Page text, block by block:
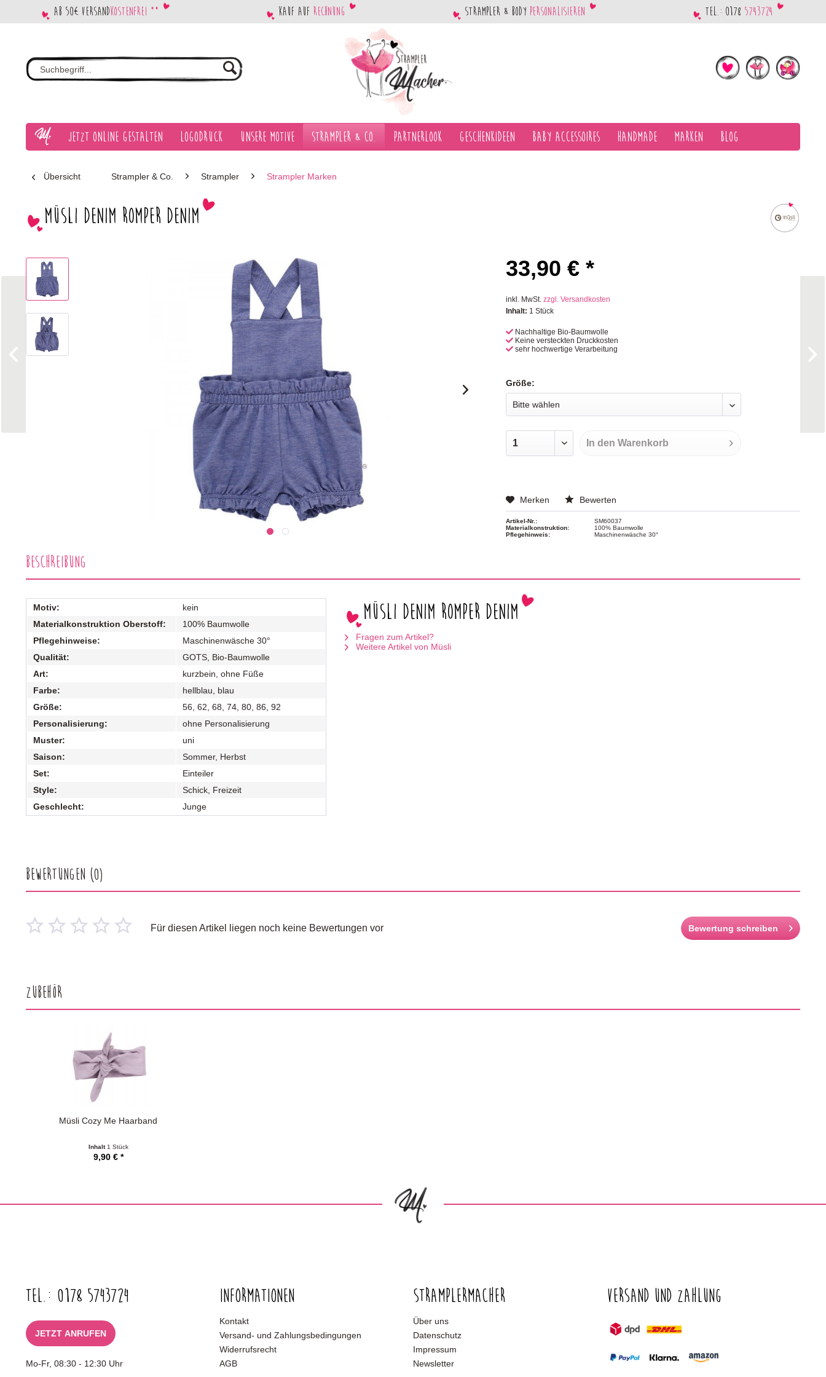
Ab 50€ Versandkostenfrei ** Kauf auf Rechnung Strampler & Body personalisieren Tel.: 0178 5743724
Jetzt Online gestalten Logodruck Unsere Motive Strampler & Co. Partnerlook Geschenkideen Baby Accessoires Handmade Marken Blog
Übersicht Strampler & Co. Strampler Strampler Marken
Müsli Denim Romper Denim
33,90 € *
inkl. MwSt.zzgl. Versandkosten
Inhalt: 1 Stück
Nachhaltige Bio-Baumwolle
Keine versteckten Druckkosten
sehr hochwertige Verarbeitung
Größe:
In den Warenkorb
Merken Bewerten
Artikel-Nr.:
SM60037
Materialkonstruktion:
100% Baumwolle
Pflegehinweis:
Maschinenwäsche 30°
Beschreibung
Motiv:
kein
Materialkonstruktion Oberstoff:
100% Baumwolle
Pflegehinweise:
Maschinenwäsche 30°
Qualität:
GOTS, Bio-Baumwolle
Art:
kurzbein, ohne Füße
Farbe:
hellblau, blau
Größe:
56, 62, 68, 74, 80, 86, 92
Personalisierung:
ohne Personalisierung
Muster:
uni
Saison:
Sommer, Herbst
Set:
Einteiler
Style:
Schick, Freizeit
Geschlecht:
Junge
Müsli Denim Romper Denim
Fragen zum Artikel?
Weitere Artikel von Müsli
Bewertungen (0)
Für diesen Artikel liegen noch keine Bewertungen vor Bewertung schreiben
Zubehör
Müsli Cozy Me Haarband
Inhalt 1 Stück
9,90 € *
Tel.: 0178 5743724
JETZT ANRUFEN
Mo-Fr, 08:30 - 12:30 Uhr
Informationen
Kontakt
Versand- und Zahlungsbedingungen
Widerrufsrecht
AGB
Stramplermacher
Über uns
Datenschutz
Impressum
Newsletter
Versand und Zahlung